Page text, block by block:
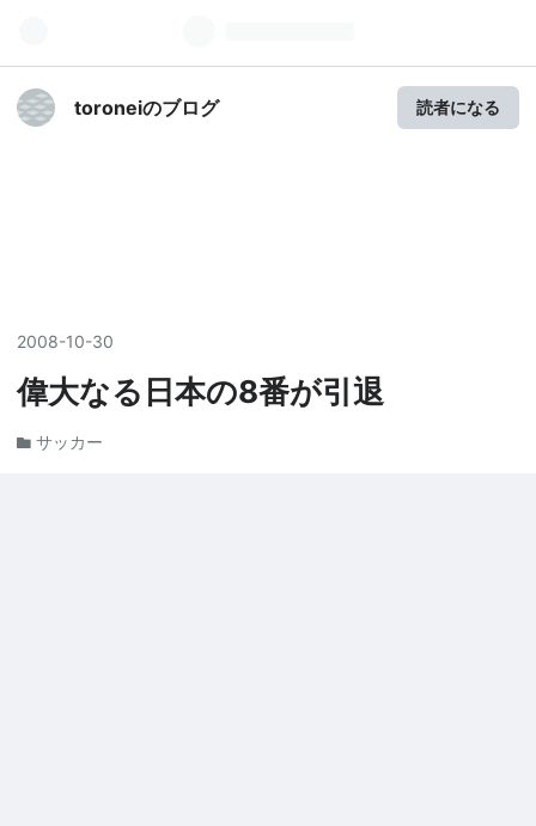
toroneiのブログ 読者になる
2008-10-30
偉大なる日本の8番が引退
サッカー